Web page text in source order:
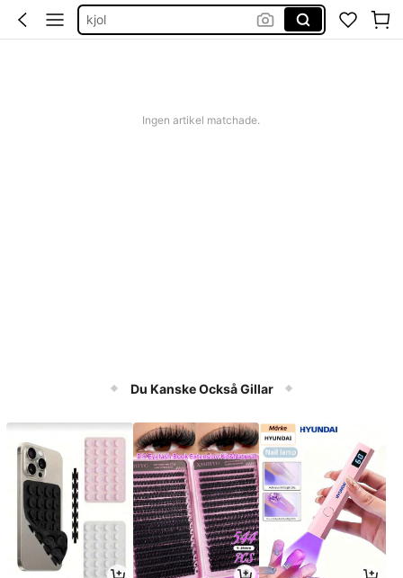
kjol
Ingen artikel matchade.
Du Kanske Också Gillar